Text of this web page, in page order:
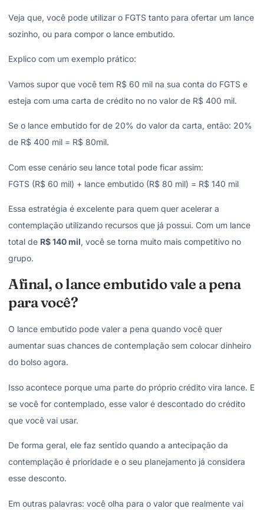
Veja que, você pode utilizar o FGTS tanto para ofertar um lance
sozinho, ou para compor o lance embutido.
Explico com um exemplo prático:
Vamos supor que você tem R$ 60 mil na sua conta do FGTS e
esteja com uma carta de crédito no no valor de R$ 400 mil.
Se o lance embutido for de 20% do valor da carta, então: 20%
de R$ 400 mil = R$ 80mil.
Com esse cenário seu lance total pode ficar assim:
FGTS (R$ 60 mil) + lance embutido (R$ 80 mil) = R$ 140 mil
Essa estratégia é excelente para quem quer acelerar a
contemplação utilizando recursos que já possui. Com um lance
total de R$ 140 mil, você se torna muito mais competitivo no
grupo.
Afinal, o lance embutido vale a pena
para você?
O lance embutido pode valer a pena quando você quer
aumentar suas chances de contemplação sem colocar dinheiro
do bolso agora.
Isso acontece porque uma parte do próprio crédito vira lance. E
se você for contemplado, esse valor é descontado do crédito
que você vai usar.
De forma geral, ele faz sentido quando a antecipação da
contemplação é prioridade e o seu planejamento já considera
esse desconto.
Em outras palavras: você olha para o valor que realmente vai